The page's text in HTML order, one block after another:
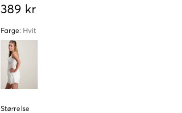
389 kr
Farge: Hvit
Størrelse